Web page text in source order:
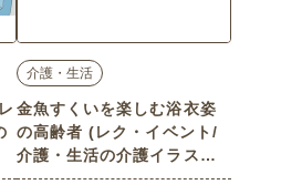
介護・生活
金魚すくいを楽しむ浴衣姿
の高齢者 (レク・イベント/
介護・生活の介護イラスト
素材)